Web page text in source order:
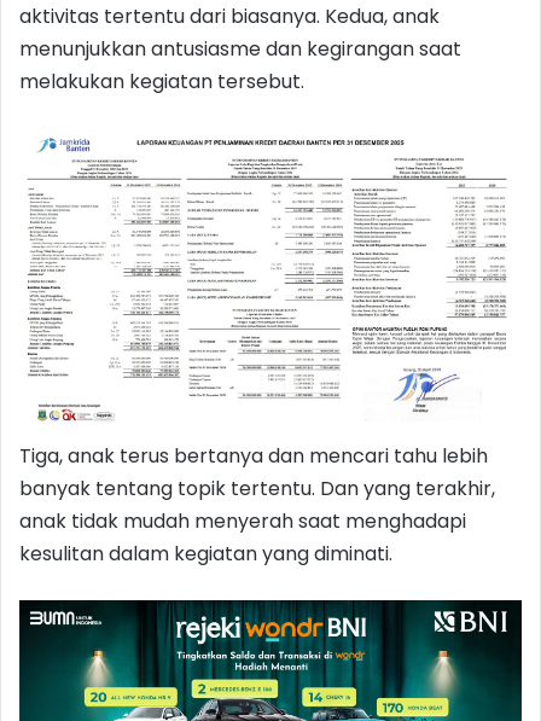
aktivitas tertentu dari biasanya. Kedua, anak
menunjukkan antusiasme dan kegirangan saat
melakukan kegiatan tersebut.
Tiga, anak terus bertanya dan mencari tahu lebih
banyak tentang topik tertentu. Dan yang terakhir,
anak tidak mudah menyerah saat menghadapi
kesulitan dalam kegiatan yang diminati.